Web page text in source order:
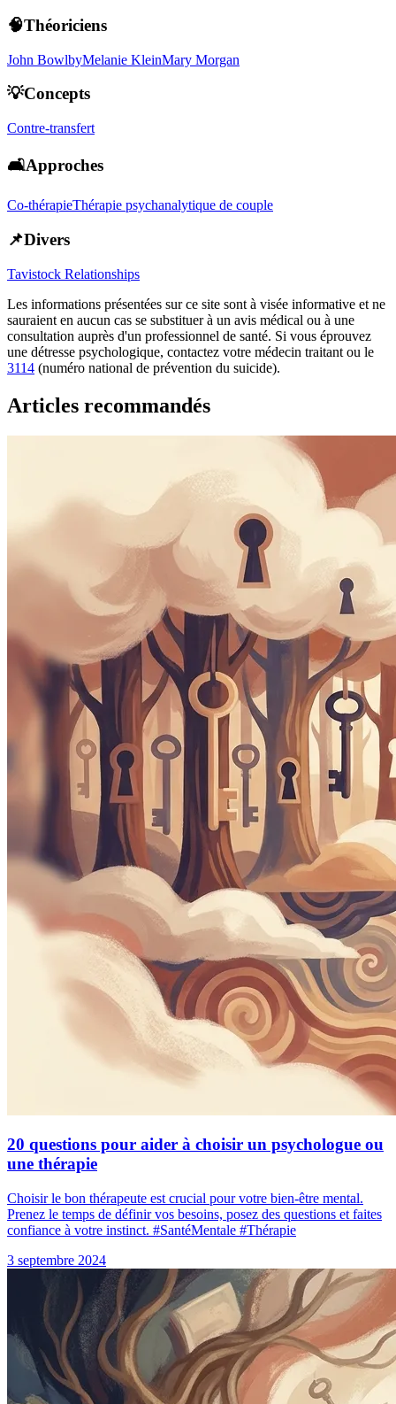
🧠Théoriciens
John BowlbyMelanie KleinMary Morgan
💡Concepts
Contre-transfert
🛋️Approches
Co-thérapieThérapie psychanalytique de couple
📌Divers
Tavistock Relationships
Les informations présentées sur ce site sont à visée informative et ne
sauraient en aucun cas se substituer à un avis médical ou à une
consultation auprès d'un professionnel de santé. Si vous éprouvez
une détresse psychologique, contactez votre médecin traitant ou le
3114 (numéro national de prévention du suicide).
Articles recommandés
20 questions pour aider à choisir un psychologue ou
une thérapie
Choisir le bon thérapeute est crucial pour votre bien-être mental.
Prenez le temps de définir vos besoins, posez des questions et faites
confiance à votre instinct. #SantéMentale #Thérapie
3 septembre 2024